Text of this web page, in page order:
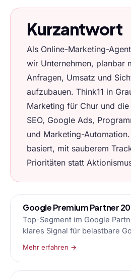
Kurzantwort
Als Online-Marketing-
wir Unternehmen, planbar
Anfragen, Umsatz und
aufzubauen. Think11 in
Marketing für Chur und
SEO, Google Ads,
und Marketing-
basiert, mit sauberem
Prioritäten statt
Google Premium Partner
Top-Segment im Google
klares Signal für belastbare
Mehr erfahren →